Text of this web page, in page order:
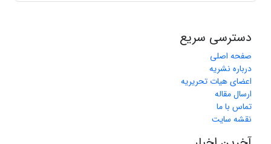
دسترسی سریع
صفحه اصلی
درباره نشریه
اعضای هیات تحریریه
ارسال مقاله
تماس با ما
نقشه سایت